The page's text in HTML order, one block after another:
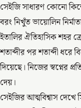
সেইজি সাধারণ কোনো
বরং নিখুঁত ভায়োলিন
ইতালির ঐতিহাসিক শহর
শতাব্দীর পর শতাব্দী ধরে
দিয়েছে। নিজের স্বপ্নের
দেয়।
সেইজির আত্মবিশ্বাস